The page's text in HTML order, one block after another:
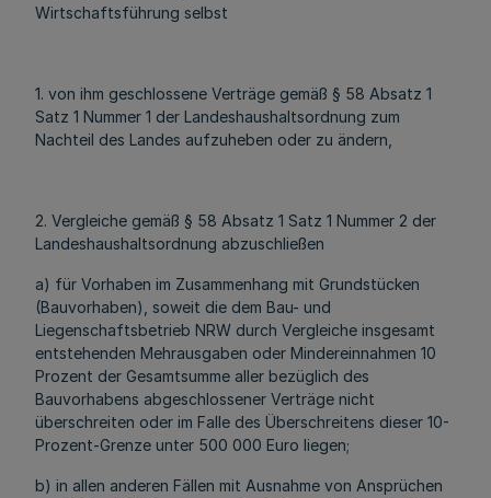
Wirtschaftsführung selbst
1. von ihm geschlossene Verträge gemäß § 58 Absatz 1
Satz 1 Nummer 1 der Landeshaushaltsordnung zum
Nachteil des Landes aufzuheben oder zu ändern,
2. Vergleiche gemäß § 58 Absatz 1 Satz 1 Nummer 2 der
Landeshaushaltsordnung abzuschließen
a) für Vorhaben im Zusammenhang mit Grundstücken
(Bauvorhaben), soweit die dem Bau- und
Liegenschaftsbetrieb NRW durch Vergleiche insgesamt
entstehenden Mehrausgaben oder Mindereinnahmen 10
Prozent der Gesamtsumme aller bezüglich des
Bauvorhabens abgeschlossener Verträge nicht
überschreiten oder im Falle des Überschreitens dieser 10-
Prozent-Grenze unter 500 000 Euro liegen;
b) in allen anderen Fällen mit Ausnahme von Ansprüchen